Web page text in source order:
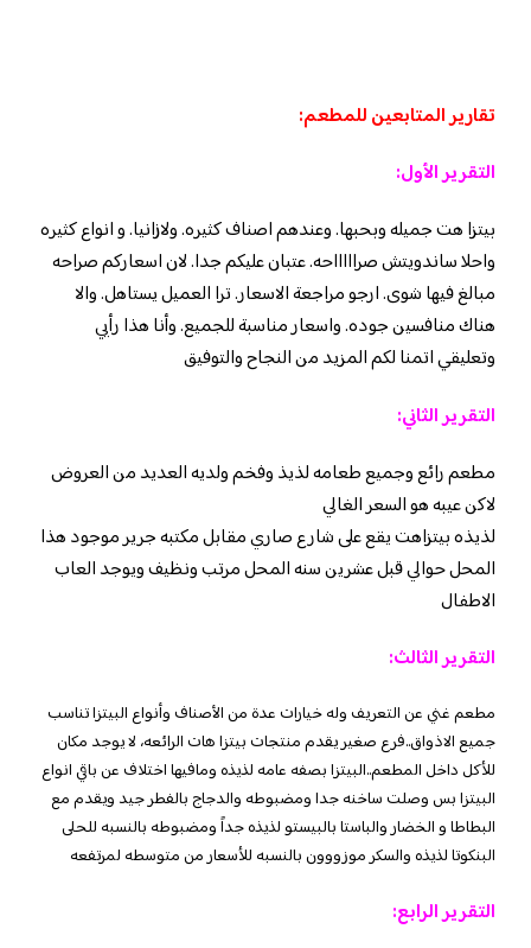
تقارير المتابعين للمطعم:
التقرير الأول:
بيتزا هت جميله وبحبها. وعندهم اصناف كثيره. ولازانيا. و انواع كثيره
واحلا ساندويتش صراااااحه. عتبان عليكم جدا. لان اسعاركم صراحه
مبالغ فيها شوى. ارجو مراجعة الاسعار. ترا العميل يستاهل. والا
هناك منافسين جوده. واسعار مناسبة للجميع. وأنا هذا رأيي
وتعليقي اتمنا لكم المزيد من النجاح والتوفيق
التقرير الثاني:
مطعم رائع وجميع طعامه لذيذ وفخم ولديه العديد من العروض
لاكن عيبه هو السعر الغالي
لذيذه بيتزاهت يقع على شارع صاري مقابل مكتبه جرير موجود هذا
المحل حوالي قبل عشرين سنه المحل مرتب ونظيف ويوجد العاب
الاطفال
التقرير الثالث:
مطعم غني عن التعريف وله خيارات عدة من الأصناف وأنواع البيتزا تناسب
جميع الاذواق..فرع صغير يقدم منتجات بيتزا هات الرائعه، لا يوجد مكان
للأكل داخل المطعم..البيتزا بصفه عامه لذيذه ومافيها اختلاف عن باقي انواع
البيتزا بس وصلت ساخنه جدا ومضبوطه والدجاج بالفطر جيد ويقدم مع
البطاطا و الخضار والباستا بالبيستو لذيذه جداً ومضبوطه بالنسبه للحلى
البنكوتا لذيذه والسكر موزووون بالنسبه للأسعار من متوسطه لمرتفعه
التقرير الرابع: